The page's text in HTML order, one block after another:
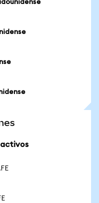
activos